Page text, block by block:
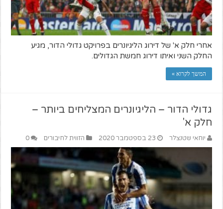
אחרי חלק א' של דירוג הליגיונרים בפרויקט גדולי הדור, מגיע
החלק השני ואיתו דירוג חמשת הגדולים.
המשך לקרוא »
גדולי הדור – הליגיונרים המצליחים ביותר –
חלק א'
יוחאי שטנצלר 23 בספטמבר 2020 הזווית לחיבורים 0